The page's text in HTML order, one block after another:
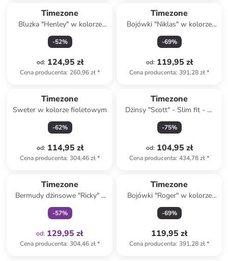
Timezone
Bluzka "Henley" w kolorze
białym
-52%
od: 124,95 zł
Cena producenta: 260,96 zł*
Timezone
Bojówki "Niklas" w kolorze
jasnobrązowym
-69%
od: 119,95 zł
Cena producenta: 391,28 zł*
Timezone
Sweter w kolorze fioletowym
-62%
od: 114,95 zł
Cena producenta: 304,46 zł*
Timezone
Dżinsy "Scott" - Slim fit - w
kolorze niebieskim
-75%
od: 104,95 zł
Cena producenta: 434,78 zł*
Timezone
Bermudy dżinsowe "Ricky" -
Regular fit - w kolorze
niebieskim
-57%
od: 129,95 zł
Cena producenta: 304,46 zł*
Timezone
Bojówki "Roger" w kolorze
jasnobrązowym
-69%
119,95 zł
Cena producenta: 391,28 zł*